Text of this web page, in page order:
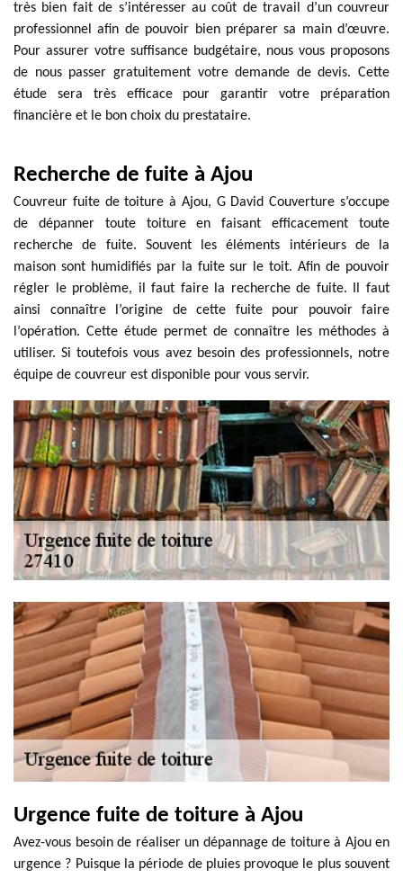
très bien fait de s’intéresser au coût de travail d’un couvreur
professionnel afin de pouvoir bien préparer sa main d’œuvre.
Pour assurer votre suffisance budgétaire, nous vous proposons
de nous passer gratuitement votre demande de devis. Cette
étude sera très efficace pour garantir votre préparation
financière et le bon choix du prestataire.
Recherche de fuite à Ajou
Couvreur fuite de toiture à Ajou, G David Couverture s’occupe
de dépanner toute toiture en faisant efficacement toute
recherche de fuite. Souvent les éléments intérieurs de la
maison sont humidifiés par la fuite sur le toit. Afin de pouvoir
régler le problème, il faut faire la recherche de fuite. Il faut
ainsi connaître l’origine de cette fuite pour pouvoir faire
l’opération. Cette étude permet de connaître les méthodes à
utiliser. Si toutefois vous avez besoin des professionnels, notre
équipe de couvreur est disponible pour vous servir.
Urgence fuite de toiture à Ajou
Avez-vous besoin de réaliser un dépannage de toiture à Ajou en
urgence ? Puisque la période de pluies provoque le plus souvent